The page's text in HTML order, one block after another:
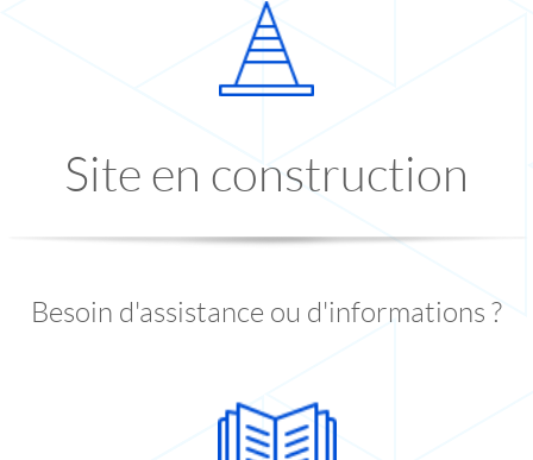
Site en construction
Besoin d'assistance ou d'informations ?